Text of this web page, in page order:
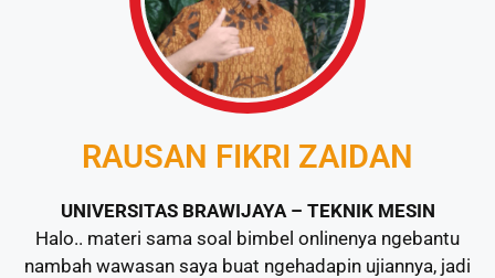
RAUSAN FIKRI ZAIDAN
UNIVERSITAS BRAWIJAYA – TEKNIK MESIN
Halo.. materi sama soal bimbel onlinenya ngebantu
nambah wawasan saya buat ngehadapin ujiannya, jadi